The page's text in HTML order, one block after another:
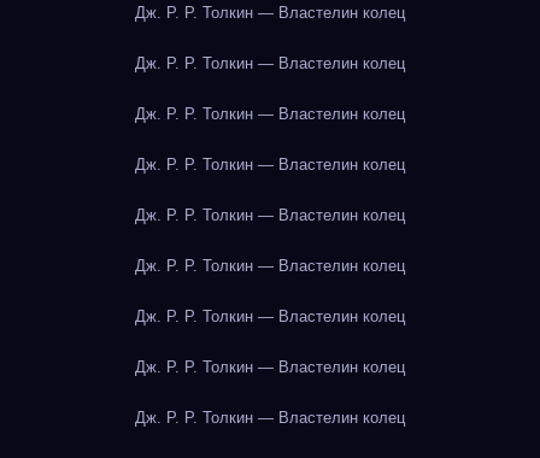
Дж. Р. Р. Толкин — Властелин колец
Дж. Р. Р. Толкин — Властелин колец
Дж. Р. Р. Толкин — Властелин колец
Дж. Р. Р. Толкин — Властелин колец
Дж. Р. Р. Толкин — Властелин колец
Дж. Р. Р. Толкин — Властелин колец
Дж. Р. Р. Толкин — Властелин колец
Дж. Р. Р. Толкин — Властелин колец
Дж. Р. Р. Толкин — Властелин колец